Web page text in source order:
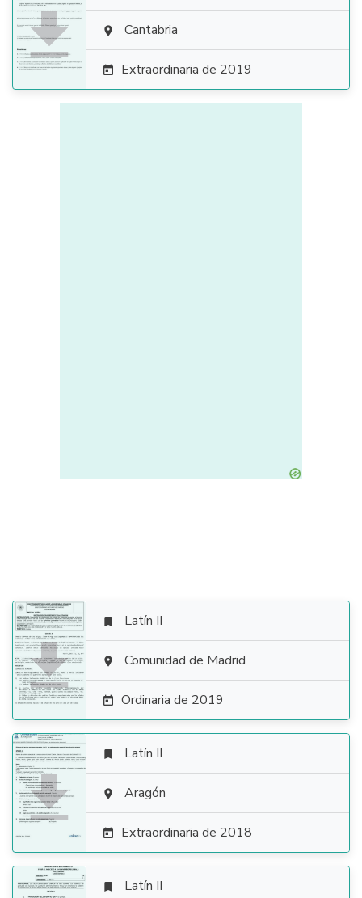
  Cantabria
 Extraordinaria de 2019

 Latín II
 Comunidad de Madrid
 Ordinaria de 2019

 Latín II
 Aragón
 Extraordinaria de 2018
 Latín II